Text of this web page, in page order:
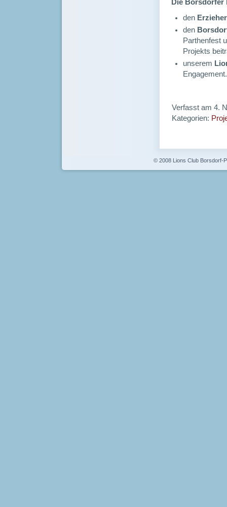
Die Borsdorfer
den
den
Parthenfest
Projekts
unserem
Engagement.
Verfasst am 4.
Kategorien:
© 2008 Lions Club Borsdorf-